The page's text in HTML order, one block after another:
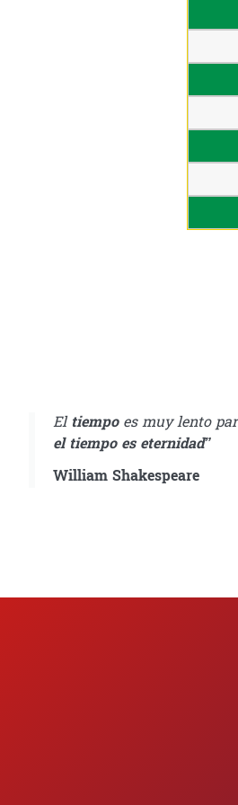
El tiempoes muy lento
el tiempo es eternidad”
William Shakespeare